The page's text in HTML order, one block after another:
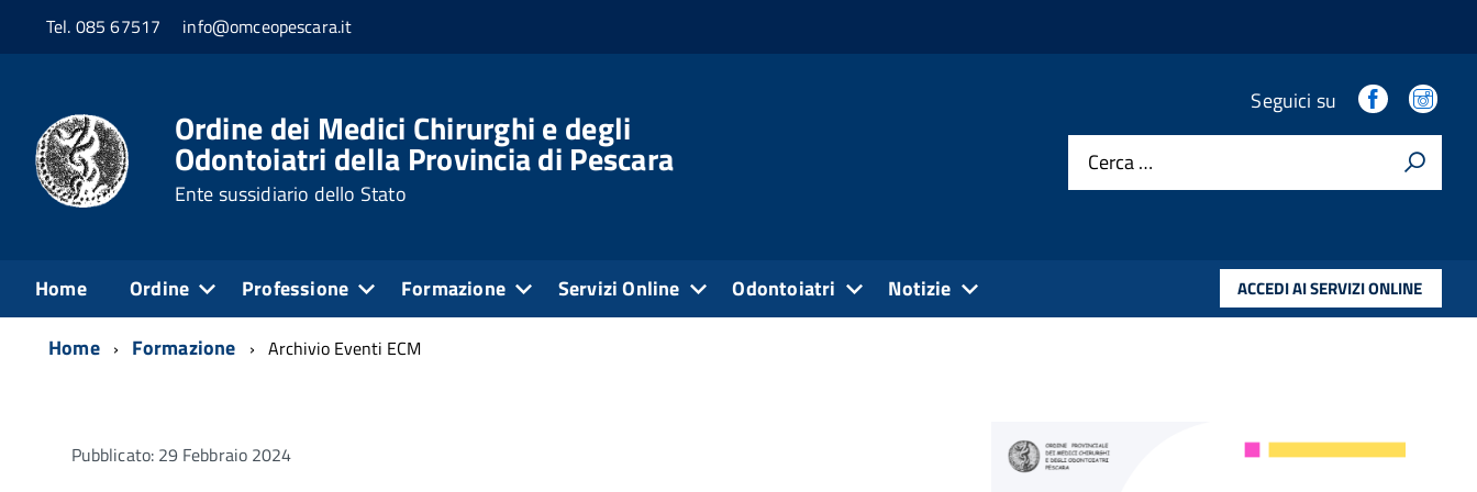
Tel. 085 67517 info@omceopescara.it
Ordine dei Medici Chirurghi e degli
Odontoiatri della Provincia di Pescara
Ente sussidiario dello Stato
Seguici su
Cerca …
Home Ordine Professione Formazione Servizi Online Odontoiatri Notizie ACCEDI AI SERVIZI ONLINE
Home Formazione Archivio Eventi ECM
Pubblicato: 29 Febbraio 2024